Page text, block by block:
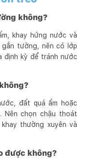
không?
khay hứng nước và
tường, nên có lớp
định kỳ để tránh nước
đất quá ẩm hoặc
Nên chọn chậu thoát
thường xuyên và
được không?